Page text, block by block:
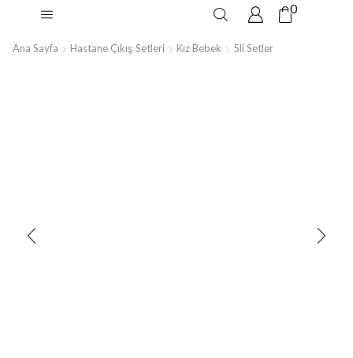
0
Ana Sayfa Hastane Çıkış Setleri Kız Bebek 5li Setler